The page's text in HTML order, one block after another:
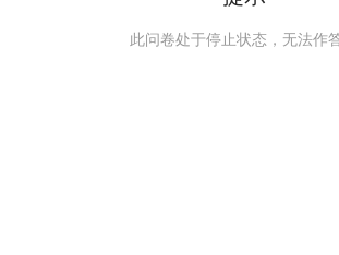
此问卷处于停止状态，无法作